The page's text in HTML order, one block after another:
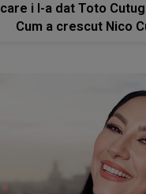
care i l-a dat Toto
Cum a crescut Nico